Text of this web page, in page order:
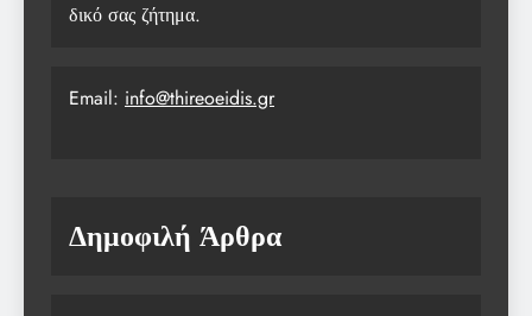
δικό σας ζήτημα.
Email: info@thireoeidis.gr
Δημοφιλή Άρθρα